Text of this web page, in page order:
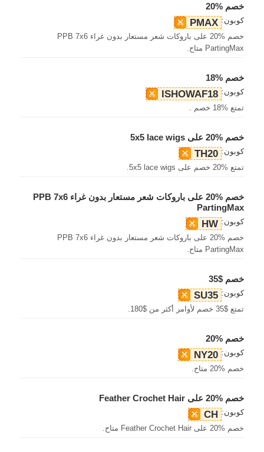
خصم %20
كوبون: PMAX
خصم %20 على باروكات شعر مستعار بدون غراء PPB 7x6
PartingMax متاح.
خصم %18
كوبون: ISHOWAF18
تمتع %18 خصم .
خصم %20 على 5x5 lace wigs
كوبون: TH20
تمتع %20 خصم على 5x5 lace wigs.
خصم %20 على باروكات شعر مستعار بدون غراء PPB 7x6
PartingMax
كوبون: HW
خصم %20 على باروكات شعر مستعار بدون غراء PPB 7x6
PartingMax متاح.
خصم $35
كوبون: SU35
تمتع $35 خصم لأوامر أكثر من $180.
خصم %20
كوبون: NY20
خصم %20 متاح.
خصم %20 على Feather Crochet Hair
كوبون: CH
خصم %20 على Feather Crochet Hair متاح.